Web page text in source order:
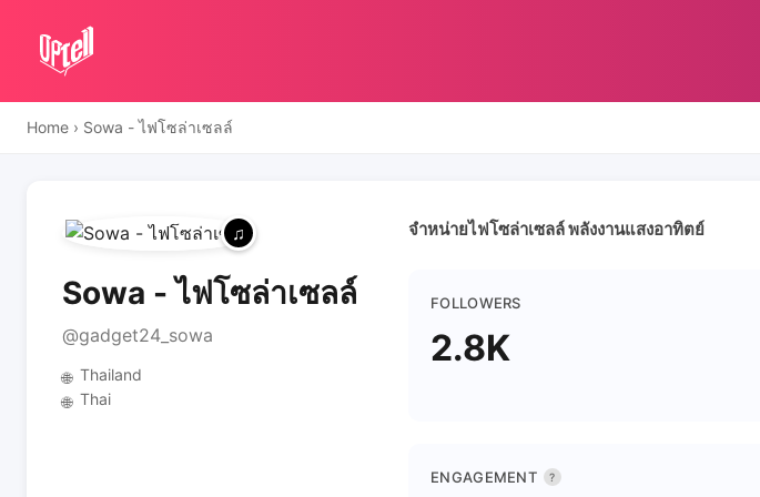
Home › Sowa - ไฟโซล่าเซลล์
Sowa - ไฟโซล่าเซลล์
@gadget24_sowa
🌐 Thailand
🌐 Thai
จำหน่ายไฟโซล่าเซลล์ พลังงานแสงอาทิตย์
FOLLOWERS
2.8K
ENGAGEMENT ?